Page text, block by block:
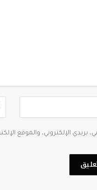
بريدي الإلكتروني، والموقع